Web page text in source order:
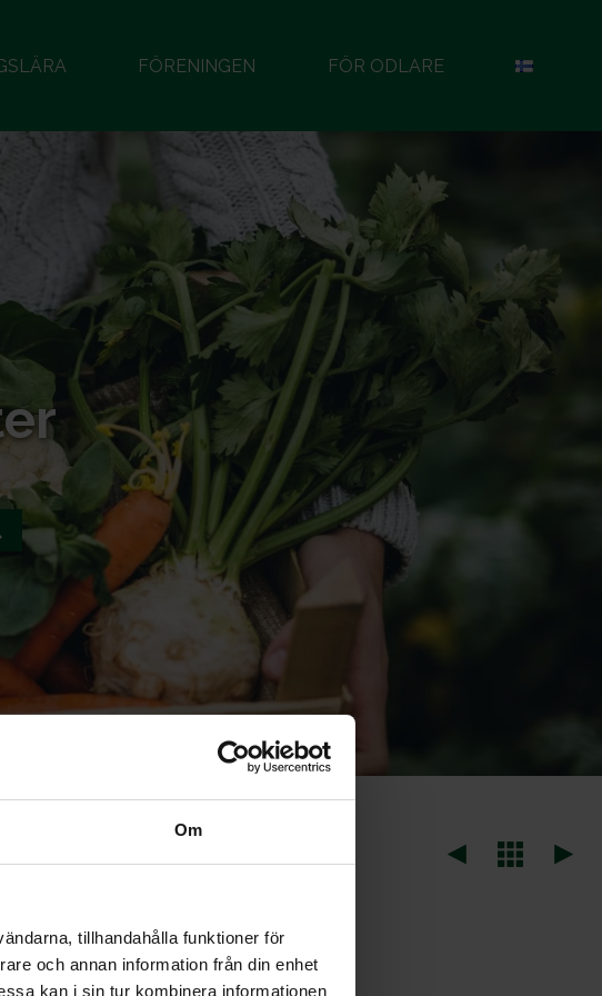
Om
tillhandahålla funktioner för
och annan information från din enhet
kan i sin tur kombinera informationen
FÖRENINGEN FÖR ODLARE
citratus)